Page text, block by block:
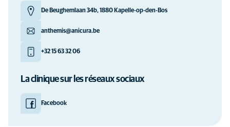
De Beughemlaan 34b, 1880 Kapelle-op-den-Bos
anthemis@anicura.be
+32 15 63 32 06
La clinique sur les réseaux sociaux
Facebook